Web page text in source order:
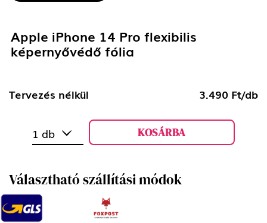
Apple iPhone 14 Pro flexibilis
képernyővédő fólia
Tervezés nélkül 3.490 Ft/db
1 db KOSÁRBA
Választható szállítási módok